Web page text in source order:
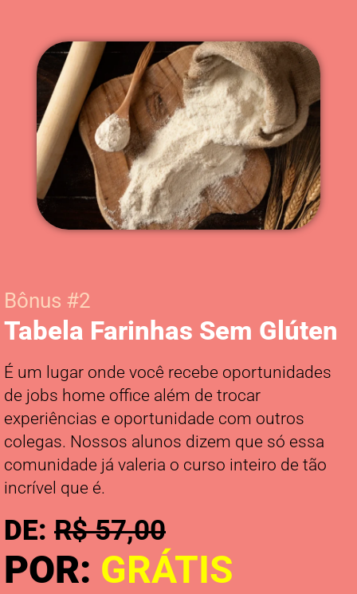
Bônus #2
Tabela Farinhas Sem Glúten
É um lugar onde você recebe oportunidades
de jobs home office além de trocar
experiências e oportunidade com outros
colegas. Nossos alunos dizem que só essa
comunidade já valeria o curso inteiro de tão
incrível que é.
DE: R$ 57,00
POR: GRÁTIS